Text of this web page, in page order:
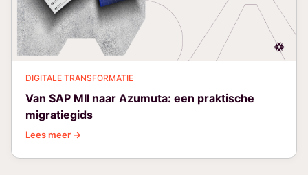
DIGITALE TRANSFORMATIE
Van SAP MII naar Azumuta: een praktische
migratiegids
Lees meer →